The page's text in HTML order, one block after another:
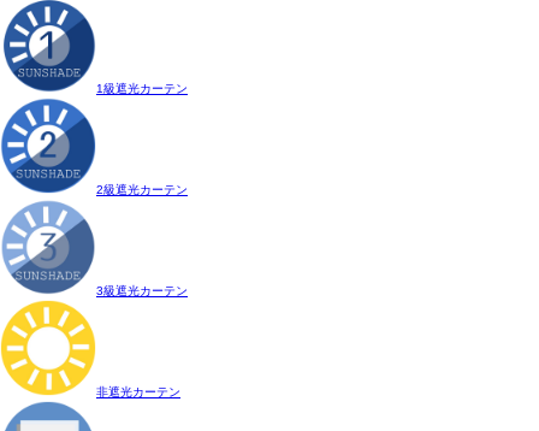
1級遮光カーテン
2級遮光カーテン
3級遮光カーテン
非遮光カーテン